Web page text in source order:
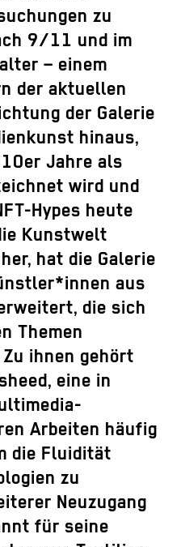
zu
9/11 und im
– einem
der aktuellen
der Galerie
hinaus,
Jahre als
wird und
Hypes heute
Kunstwelt
hat die Galerie
aus
die sich
Themen
ihnen gehört
eine in
Arbeiten häufig
die Fluidität
zu
Neuzugang
für seine